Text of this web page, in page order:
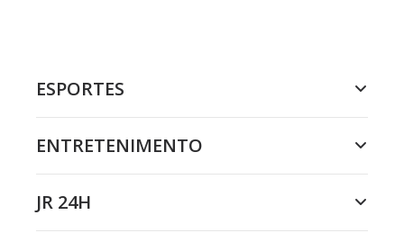
ESPORTES
ENTRETENIMENTO
JR 24H